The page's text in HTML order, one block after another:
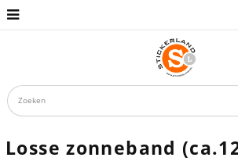
Losse zonneband